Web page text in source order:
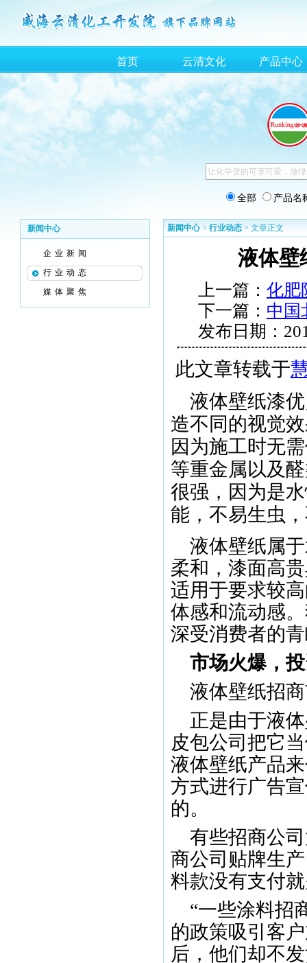
首页 云清文化 产品中心
全部 产品名
新闻中心
企业新闻
行业动态
媒体聚焦
新闻中心> 行业动态 > 文章正文
液体壁
上一篇： 化肥
下一篇： 中国
发布日期：
此文章转载于
液体壁纸漆优
造不同的视觉
因为施工时无
等重金属以及
很强，因为是
能，不易生虫
液体壁纸属于
柔和，漆面高
适用于要求较
体感和流动感
深受消费者的
市场火爆，
液体壁纸招商
正是由于液体
皮包公司把它
液体壁纸产品
方式进行广告
的。
有些招商公司
商公司贴牌生
料款没有支付
“一些涂料招
的政策吸引客
后，他们却不